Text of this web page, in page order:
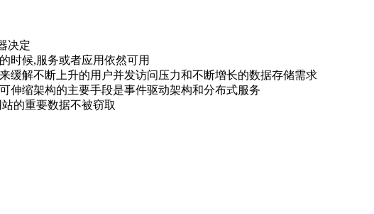
决定
时候,服务或者应用依然可用
缓解不断上升的用户并发访问压力和不断增长的数据存储需求
伸缩架构的主要手段是事件驱动架构和分布式服务
的重要数据不被窃取